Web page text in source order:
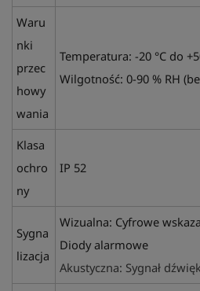
Waru
nki
przec
howy
wania
Temperatura: -20 °C do
Wilgotność: 0-90 % RH
Klasa
ochro
ny
IP 52
Sygna
lizacja
Wizualna: Cyfrowe
Diody alarmowe
Akustyczna: Sygnał